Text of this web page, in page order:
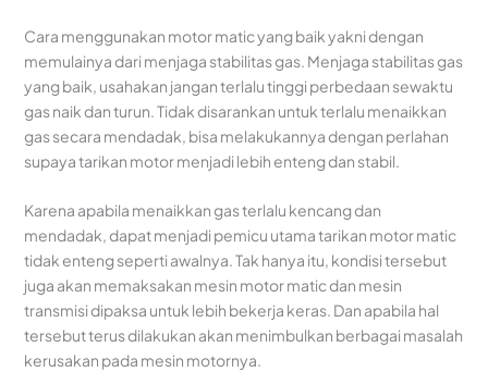
Cara menggunakan motor matic yang baik yakni dengan
memulainya dari menjaga stabilitas gas. Menjaga stabilitas gas
yang baik, usahakan jangan terlalu tinggi perbedaan sewaktu
gas naik dan turun. Tidak disarankan untuk terlalu menaikkan
gas secara mendadak, bisa melakukannya dengan perlahan
supaya tarikan motor menjadi lebih enteng dan stabil.
Karena apabila menaikkan gas terlalu kencang dan
mendadak, dapat menjadi pemicu utama tarikan motor matic
tidak enteng seperti awalnya. Tak hanya itu, kondisi tersebut
juga akan memaksakan mesin motor matic dan mesin
transmisi dipaksa untuk lebih bekerja keras. Dan apabila hal
tersebut terus dilakukan akan menimbulkan berbagai masalah
kerusakan pada mesin motornya.